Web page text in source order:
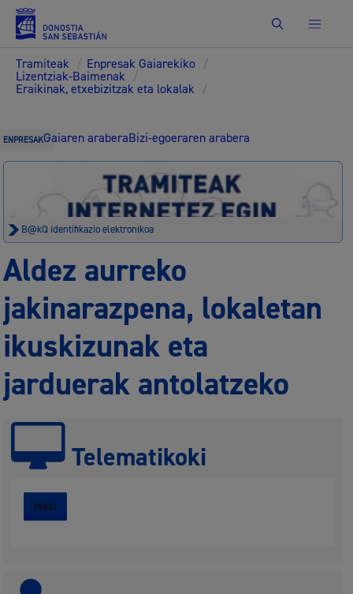
Bilatu
Tramiteak / Enpresak Gaiarekiko /
Lizentziak-Baimenak /
Eraikinak, etxebizitzak eta lokalak /
ENPRESAKGaiaren araberaBizi-egoeraren arabera
B@kQ identifikazio elektronikoa
Aldez aurreko
jakinarazpena, lokaletan
ikuskizunak eta
jarduerak antolatzeko
Telematikoki
Hasi